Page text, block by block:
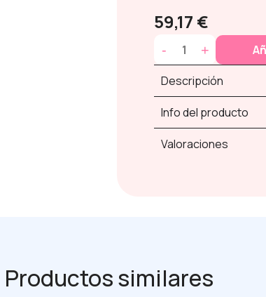
59,17 €
- +
Descripción
Info del producto
Valoraciones
Productos similares